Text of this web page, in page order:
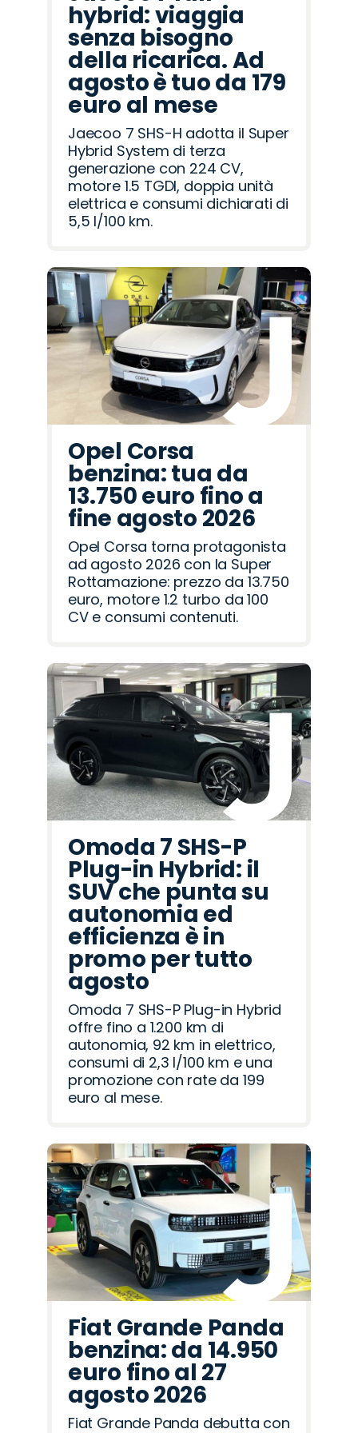
hybrid: viaggia
senza bisogno
della ricarica. Ad
agosto è tuo da 179
euro al mese
Jaecoo 7 SHS-H adotta il Super
Hybrid System di terza
generazione con 224 CV,
motore 1.5 TGDI, doppia unità
elettrica e consumi dichiarati di
5,5 l/100 km.
Opel Corsa
benzina: tua da
13.750 euro fino a
fine agosto 2026
Opel Corsa torna protagonista
ad agosto 2026 con la Super
Rottamazione: prezzo da 13.750
euro, motore 1.2 turbo da 100
CV e consumi contenuti.
Omoda 7 SHS-P
Plug-in Hybrid: il
SUV che punta su
autonomia ed
efficienza è in
promo per tutto
agosto
Omoda 7 SHS-P Plug-in Hybrid
offre fino a 1.200 km di
autonomia, 92 km in elettrico,
consumi di 2,3 l/100 km e una
promozione con rate da 199
euro al mese.
Fiat Grande Panda
benzina: da 14.950
euro fino al 27
agosto 2026
Fiat Grande Panda debutta con